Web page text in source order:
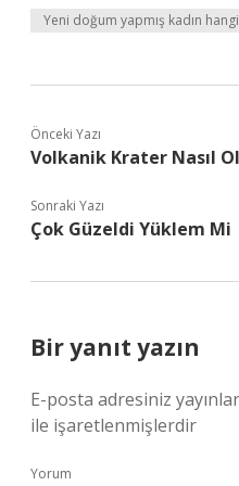
Yeni doğum yapmış kadın
Önceki Yazı
Volkanik Krater Nasıl
Sonraki Yazı
Çok Güzeldi Yüklem Mi
Bir yanıt yazın
E-posta adresiniz
ile işaretlenmişlerdir
Yorum